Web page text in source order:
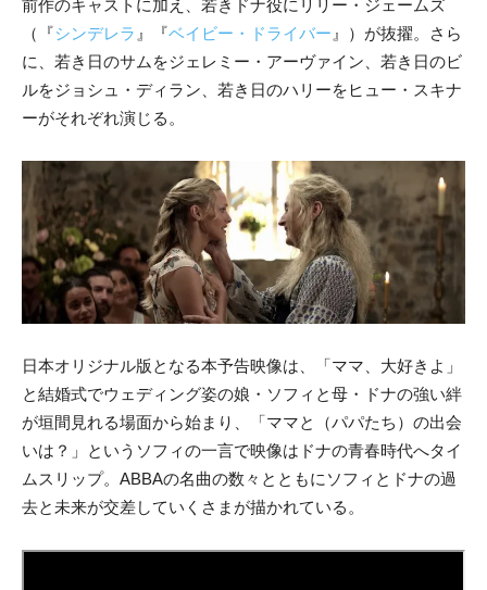
前作のキャストに加え、若きドナ役にリリー・ジェームズ
（『シンデレラ 』『ベイビー・ドライバー 』）が抜擢。さら
に、若き日のサムをジェレミー・アーヴァイン、若き日のビ
ルをジョシュ・ディラン、若き日のハリーをヒュー・スキナ
ーがそれぞれ演じる。
日本オリジナル版となる本予告映像は、「ママ、大好きよ」
と結婚式でウェディング姿の娘・ソフィと母・ドナの強い絆
が垣間見れる場面から始まり、「ママと（パパたち）の出会
いは？」というソフィの一言で映像はドナの青春時代へタイ
ムスリップ。ABBAの名曲の数々とともにソフィとドナの過
去と未来が交差していくさまが描かれている。